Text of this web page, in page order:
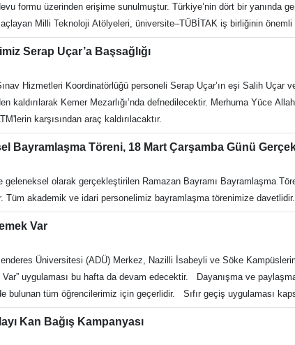
adukutuphane t:https://twitter.com/adukutuphane İ:
formu üzerinden erişime sunulmuştur. Türkiye’nin dört bir yanında
Milli Teknoloji Atölyeleri, üniversite–TÜBİTAK iş birliğinin
prototipleme cihazları, elektronik ve mekanik geliştirme alanları,
projelerini tasarlamalarına, geliştirmelerine, test etmelerine ve teknik
vermektedir. Öğrenciler, atölye kullanımını online randevu formu
forms/d/e/1FAIpQLSeOcA-
Serap Uçar’a Başsağlığı
Hizmetleri Koordinatörlüğü personeli Serap Uçar’ın eşi Salih
kaldırılarak Kemer Mezarlığı’nda defnedilecektir. Merhuma Yüce
karşısından araç kaldırılacaktır.
Bayramlaşma Töreni, 18 Mart Çarşamba Günü
geleneksel olarak gerçekleştirilen Ramazan Bayramı Bayramlaşma
Tüm akademik ve idari personelimiz bayramlaşma törenimize davetlidir.
Var
Üniversitesi (ADÜ) Merkez, Nazilli İsabeyli ve Söke
Var” uygulaması bu hafta da devam edecektir. Dayanışma ve
bulunan tüm öğrencilerimiz için geçerlidir. Sıfır geçiş uygulaması
öğle yemeği veya iftar yemeklerinden ücretsiz olarak
diler, bereketli ve huzurlu sofralarda buluşmayı temenni ederiz.
Kan Bağış Kampanyası